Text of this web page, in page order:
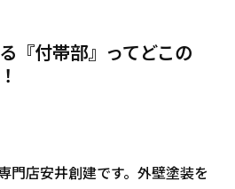
『付帯部』ってどこの
門店安井創建です。外壁塗装を